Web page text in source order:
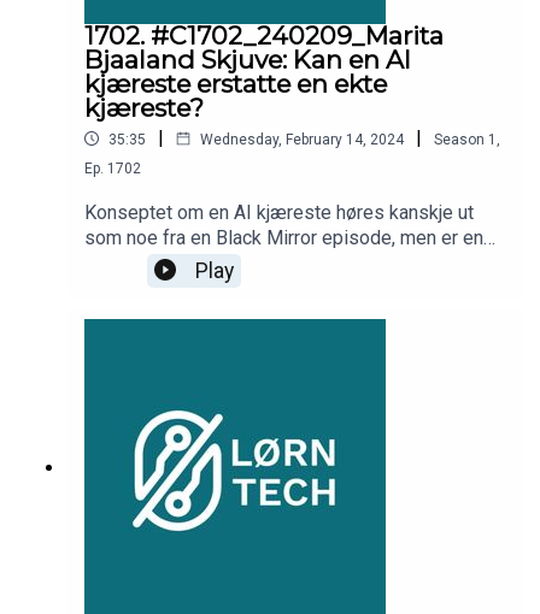
1702. #C1702_240209_Marita
Bjaaland Skjuve: Kan en AI
kjæreste erstatte en ekte
kjæreste?
35:35 | Wednesday, February 14, 2024 | Season 1
Ep. 1702
Konseptet om en AI kjæreste høres kanskje ut
som noe fra en Black Mirror episode, men er en
tjeneste som har blitt stadig mer populær. I denne
episoden hører du om historier, fordeler, ulemper
Play